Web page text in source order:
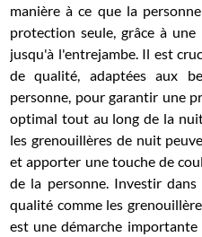
manière à ce que la
protection seule, grâce à
jusqu'à l'entrejambe. Il est
de qualité, adaptées aux
personne, pour garantir une
optimal tout au long de la
les grenouillères de nuit
et apporter une touche de
de la personne. Investir
qualité comme les
est une démarche